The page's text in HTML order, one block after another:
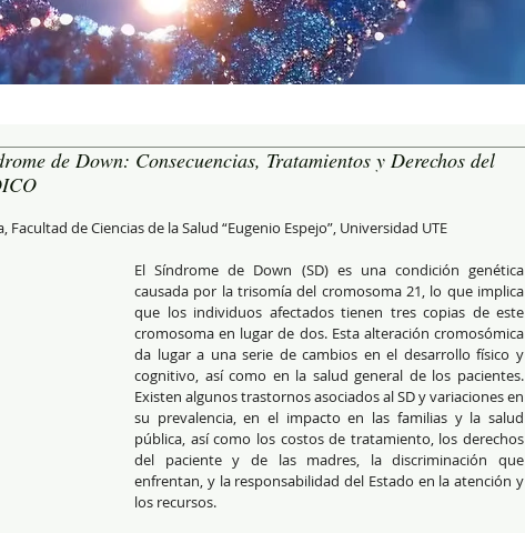
de Down: Consecuencias, Tratamientos y Derechos del
de Ciencias de la Salud “Eugenio Espejo”, Universidad UTE
El Síndrome de Down (SD) es una condición genética
causada por la trisomía del cromosoma 21, lo que implica
que los individuos afectados tienen tres copias de este
cromosoma en lugar de dos. Esta alteración cromosómica
da lugar a una serie de cambios en el desarrollo físico y
cognitivo, así como en la salud general de los pacientes.
Existen algunos trastornos asociados al SD y variaciones en
su prevalencia, en el impacto en las familias y la salud
pública, así como los costos de tratamiento, los derechos
del paciente y de las madres, la discriminación que
enfrentan, y la responsabilidad del Estado en la atención y
los recursos.